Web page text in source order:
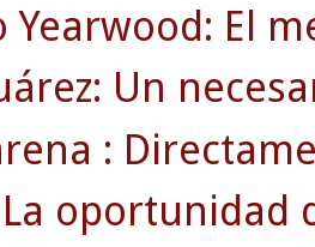
Yearwood: El
Un
:
oportunidad